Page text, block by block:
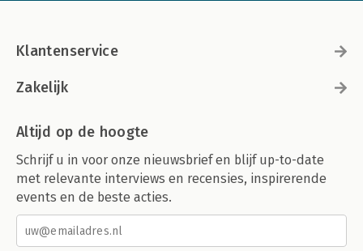
Klantenservice
Zakelijk
Altijd op de hoogte
Schrijf u in voor onze nieuwsbrief en blijf up-to-date
met relevante interviews en recensies, inspirerende
events en de beste acties.